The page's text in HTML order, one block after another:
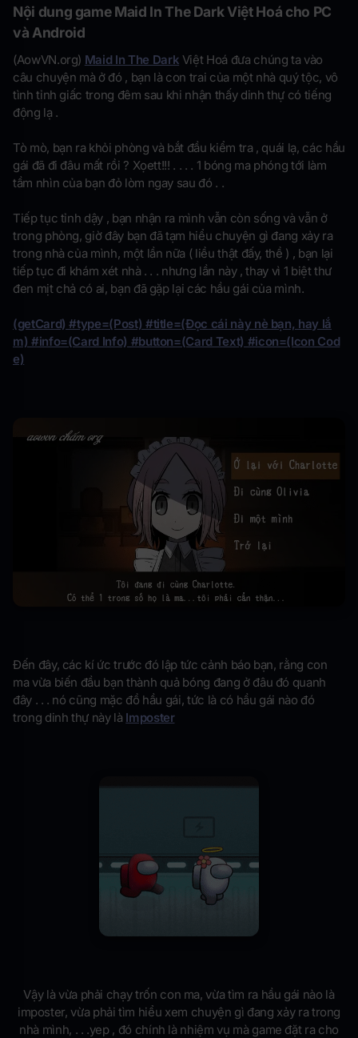
Nội dung game Maid In The Dark Việt Hoá cho PC
và Android
(AowVN.org) Maid In The Dark Việt Hoá đưa chúng ta vào
câu chuyện mà ở đó , bạn là con trai của một nhà quý tộc, vô
tình tỉnh giấc trong đêm sau khi nhận thấy dinh thự có tiếng
động lạ .
Tò mò, bạn ra khỏi phòng và bắt đầu kiểm tra , quái lạ, các hầu
gái đã đi đâu mất rồi ? Xọett!!! . . . . 1 bóng ma phóng tới làm
tầm nhìn của bạn đỏ lòm ngay sau đó . .
Tiếp tục tỉnh dậy , bạn nhận ra mình vẫn còn sống và vẫn ở
trong phòng, giờ đây bạn đã tạm hiểu chuyện gì đang xảy ra
trong nhà của mình, một lần nữa ( liều thật đấy, thề ) , bạn lại
tiếp tục đi khám xét nhà . . . nhưng lần này , thay vì 1 biệt thư
đen mịt chả có ai, bạn đã gặp lại các hầu gái của mình.
(getCard) #type=(Post) #title=(Đọc cái này nè bạn, hay lắ
m) #info=(Card Info) #button=(Card Text) #icon=(Icon Cod
e)
Đến đây, các kí ức trước đó lập tức cảnh báo bạn, rằng con
ma vừa biến đầu bạn thành quả bóng đang ở đâu đó quanh
đây . . . nó cũng mặc đồ hầu gái, tức là có hầu gái nào đó
trong dinh thự này là Imposter
Vậy là vừa phải chạy trốn con ma, vừa tìm ra hầu gái nào là
imposter, vừa phải tìm hiểu xem chuyện gì đang xảy ra trong
nhà mình, . . .yep , đó chính là nhiệm vụ mà game đặt ra cho